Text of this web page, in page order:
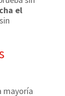
el
mayoría